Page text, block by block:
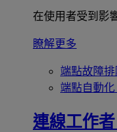
在使用者受到影
瞭解更多
端點故障排
端點自動化
連線工作者